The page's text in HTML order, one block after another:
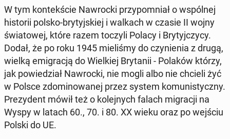
W tym kon­tek­ście Na­wroc­ki przy­po­mniał o wspól­nej
hi­sto­rii polsko-bry­tyj­skiej i walkach w czasie II wojny
świa­to­wej, które razem toczyli Polacy i Bry­tyj­czy­cy.
Dodał, że po roku 1945 mie­li­śmy do czy­nie­nia z drugą,
wielką emi­gra­cją do Wiel­kiej Bry­ta­nii - Polaków którzy,
jak po­wie­dział Na­wroc­ki, nie mogli albo nie chcieli żyć
w Polsce zdo­mi­no­wa­nej przez system ko­mu­ni­stycz­ny.
Pre­zy­dent mówił też o ko­lej­nych falach mi­gra­cji na
Wyspy w latach 60., 70. i 80. XX wieku oraz po wejściu
Polski do UE.